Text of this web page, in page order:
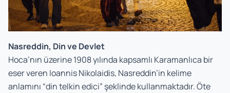
Nasreddin, Din ve Devlet
Hoca’nın üzerine 1908 yılında kapsamlı Karamanlıca bir
eser veren Ioannis Nikolaidis, Nasreddin’in kelime
anlamını “din telkin edici” şeklinde kullanmaktadır. Öte